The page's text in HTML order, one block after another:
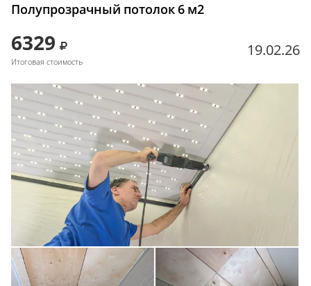
Полупрозрачный потолок 6 м2
6329
Итоговая стоимость
19.02.26